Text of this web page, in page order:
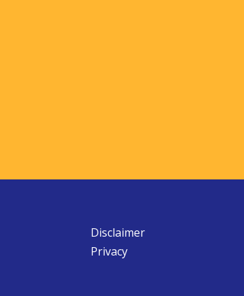
Disclaimer
Privacy